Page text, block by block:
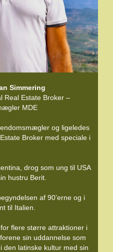
Simmering
Real Estate Broker –
MDE
og ligeledes
Broker med speciale i
drog som ung til USA
hustru Berit.
af 90’erne og i
til Italien.
flere større attraktioner i
sin uddannelse som
den latinske kultur med sin